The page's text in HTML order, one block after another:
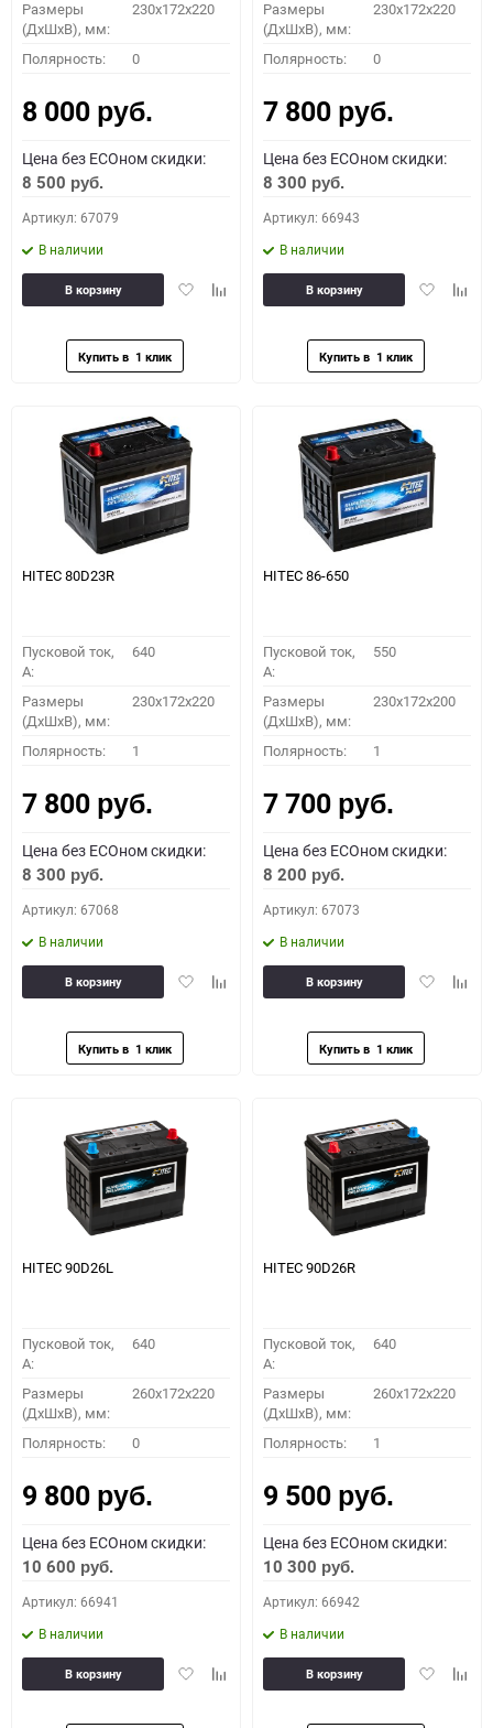
Размеры
(ДхШхВ), мм:
230x172x220
Полярность: 0
8 000 руб.
Цена без ECOном скидки:
8 500 руб.
Артикул: 67079
В наличии
ДобавитьДобавить
В корзину
Размеры
(ДхШхВ), мм:
230x172x220
Полярность: 0
7 800 руб.
Цена без ECOном скидки:
8 300 руб.
Артикул: 66943
В наличии
Добавить
В корзину
HITEC 80D23R
Пусковой ток,
A:
640
Размеры
(ДхШхВ), мм:
230x172x220
Полярность: 1
7 800 руб.
Цена без ECOном скидки:
8 300 руб.
Артикул: 67068
В наличии
ДобавитьДобавить
В корзину
HITEC 86-650
Пусковой ток,
A:
550
Размеры
(ДхШхВ), мм:
230x172x200
Полярность: 1
7 700 руб.
Цена без ECOном скидки:
8 200 руб.
Артикул: 67073
В наличии
Добавить
В корзину
HITEC 90D26L
Пусковой ток,
A:
640
Размеры
(ДхШхВ), мм:
260x172x220
Полярность: 0
9 800 руб.
Цена без ECOном скидки:
10 600 руб.
Артикул: 66941
В наличии
ДобавитьДобавить
В корзину
HITEC 90D26R
Пусковой ток,
A:
640
Размеры
(ДхШхВ), мм:
260x172x220
Полярность: 1
9 500 руб.
Цена без ECOном скидки:
10 300 руб.
Артикул: 66942
В наличии
Добавить
В корзину